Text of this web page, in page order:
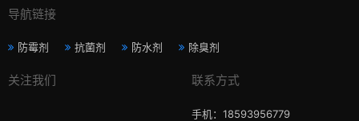
导航链接
防霉剂 抗菌剂 防水剂 除臭剂
关注我们 联系方式
手机：18593956779